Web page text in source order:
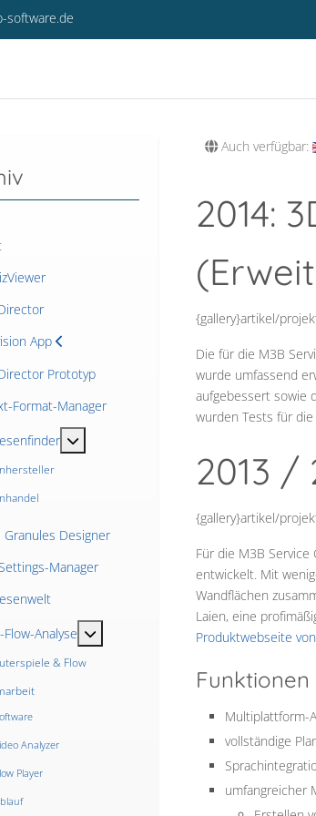
software.de
App
Prototyp
Format-Manager
MOD_MENU_TOGGLE_SUBMENU_LABEL
Granules Designer
Manager
Flow-Analyse
& Flow
Analyzer
Player
Auch verfügbar:
2014:
{gallery}artikel/
Die für die M3B
wurde umfassend
aufgebessert sowie
wurden Tests für
2013 /
{gallery}artikel/
Für die M3B
entwickelt. Mit
Wandflächen
Laien, eine
Produktwebseite
Funktionen
Multiplattform-
vollständige
umfangreicher